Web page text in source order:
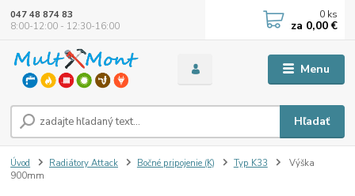
Menu
Hľadať
047 48 874 83
8:00-12:00 - 12:30-16:00
0 ks
za 0,00 €
Úvod Radiátory Attack Bočné pripojenie (K) Typ K33
Výška
900mm